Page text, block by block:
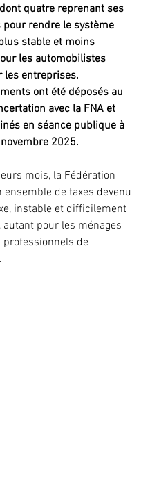
quatre reprenant ses
rendre le système
stable et moins
les automobilistes
les entreprises.
ont été déposés au
avec la FNA et
en séance publique à
2025.
mois, la Fédération
ensemble de taxes devenu
instable et difficilement
pour les ménages
professionnels de